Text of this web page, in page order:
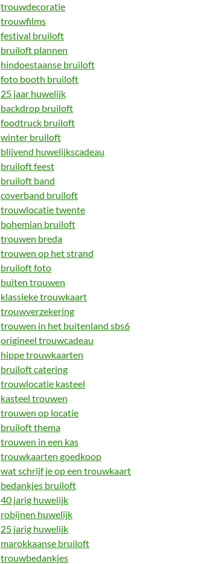
trouwdecoratie
trouwfilms
festival bruiloft
bruiloft plannen
hindoestaanse bruiloft
foto booth bruiloft
25 jaar huwelijk
backdrop bruiloft
foodtruck bruiloft
winter bruiloft
blijvend huwelijkscadeau
bruiloft feest
bruiloft band
coverband bruiloft
trouwlocatie twente
bohemian bruiloft
trouwen breda
trouwen op het strand
bruiloft foto
buiten trouwen
klassieke trouwkaart
trouwverzekering
trouwen in het buitenland sbs6
origineel trouwcadeau
hippe trouwkaarten
bruiloft catering
trouwlocatie kasteel
kasteel trouwen
trouwen op locatie
bruiloft thema
trouwen in een kas
trouwkaarten goedkoop
wat schrijf je op een trouwkaart
bedankjes bruiloft
40 jarig huwelijk
robijnen huwelijk
25 jarig huwelijk
marokkaanse bruiloft
trouwbedankjes